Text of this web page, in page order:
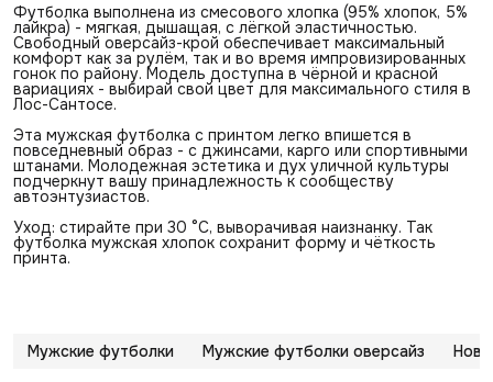
Футболка выполнена из смесового хлопка (95% хлопок, 5%
лайкра) - мягкая, дышащая, с лёгкой эластичностью.
Свободный оверсайз-крой обеспечивает максимальный
комфорт как за рулём, так и во время импровизированных
гонок по району. Модель доступна в чёрной и красной
вариациях - выбирай свой цвет для максимального стиля в
Лос-Сантосе.
Эта мужская футболка с принтом легко впишется в
повседневный образ - с джинсами, карго или спортивными
штанами. Молодежная эстетика и дух уличной культуры
подчеркнут вашу принадлежность к сообществу
автоэнтузиастов.
Уход: стирайте при 30 °C, выворачивая наизнанку. Так
футболка мужская хлопок сохранит форму и чёткость
принта.
Мужские футболки Мужские футболки оверсайз